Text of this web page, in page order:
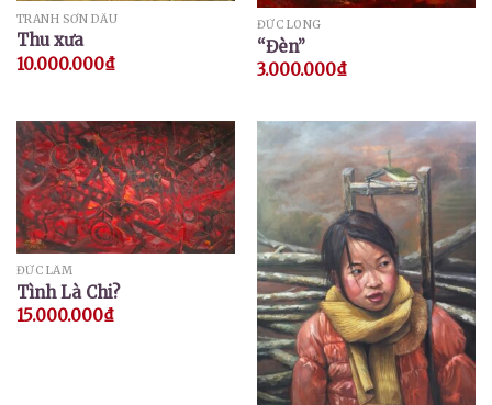
TRANH SƠN DẦU
Thu xưa
10.000.000₫
ĐỨC LONG
“Đèn”
3.000.000₫
ĐỨC LÂM
Tình Là Chi?
15.000.000₫